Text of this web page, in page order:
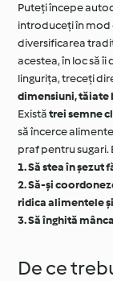
Puteți începe
introduceți în
diversificarea
acestea, în loc să
lingurița, treceți
dimensiuni, tăiate
Existătrei semne
să încerce
praf pentru sugari.
1. Să stea în șezut
2. Să-și
ridica alimentele
3. Să înghită
De ce